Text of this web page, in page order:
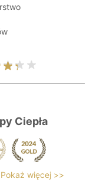
Ciepła
Pokaż więcej >>